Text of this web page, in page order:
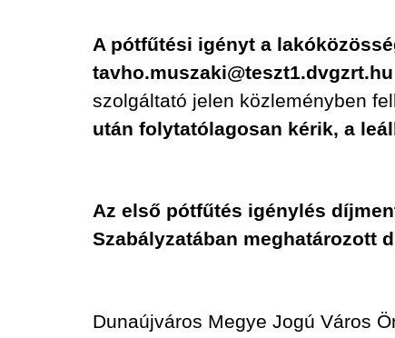
A pótfűtési igényt a
szolgáltató jelen közleményben
után folytatólagosan kérik, a
Az első pótfűtés igénylés
Szabályzatában meghatározott
Dunaújváros Megye Jogú Város